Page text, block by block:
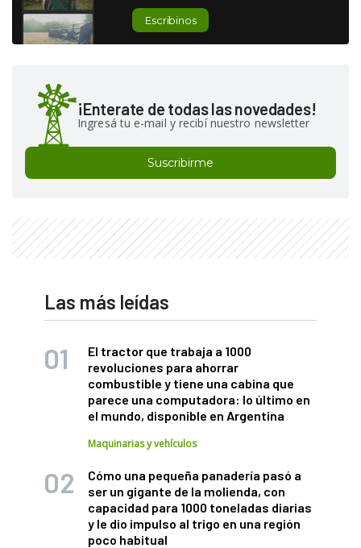
Escribinos
¡Enterate de todas las novedades!
Ingresá tu e-mail y recibí nuestro newsletter
Suscribirme
Las más leídas
El tractor que trabaja a 1000
revoluciones para ahorrar
combustible y tiene una cabina que
parece una computadora: lo último en
el mundo, disponible en Argentina
Maquinarias y vehículos
Cómo una pequeña panadería pasó a
ser un gigante de la molienda, con
capacidad para 1000 toneladas diarias
y le dio impulso al trigo en una región
poco habitual